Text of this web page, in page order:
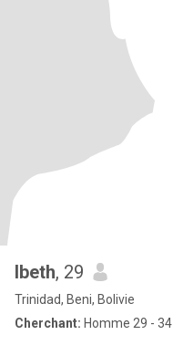
Ibeth, 29
Trinidad, Beni, Bolivie
Cherchant: Homme 29 - 34